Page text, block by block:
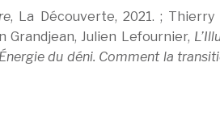
, La Découverte, 2021. ; Thierry
Grandjean, Julien Lefournier,
du déni. Comment la